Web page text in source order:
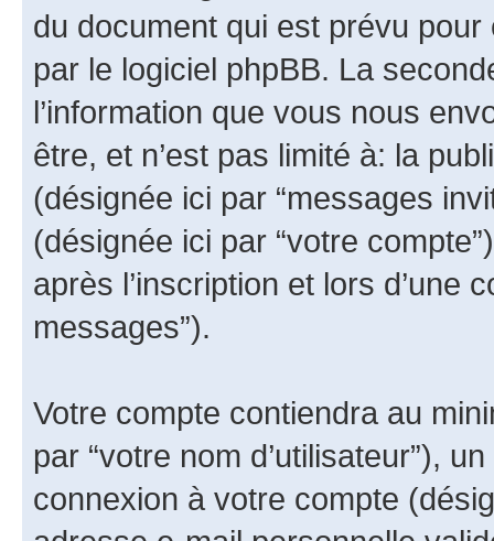
du document qui est prévu
par le logiciel phpBB. La
l’information que vous nous
être, et n’est pas limité à: la
(désignée ici par “messages
(désignée ici par “votre
après l’inscription et lors d’une
messages”).
Votre compte contiendra au
par “votre nom d’utilisateur”),
connexion à votre compte